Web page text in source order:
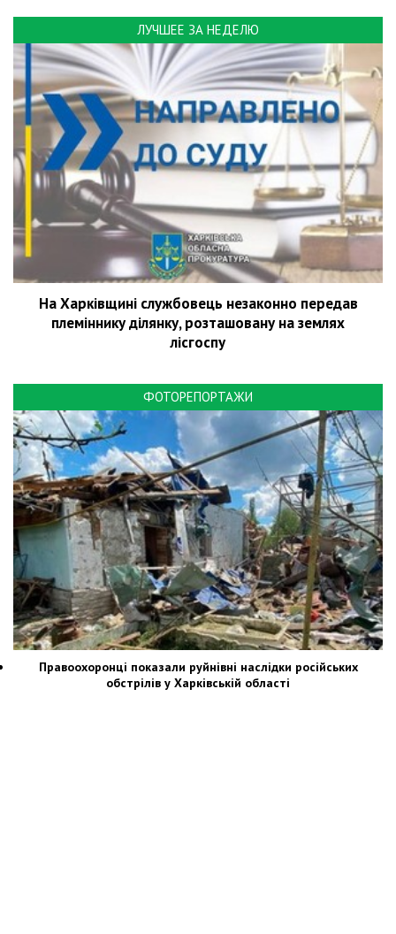
ЛУЧШЕЕ ЗА НЕДЕЛЮ
На Харківщині службовець незаконно передав
племіннику ділянку, розташовану на землях
лісгоспу
ФОТОРЕПОРТАЖИ
Правоохоронці показали руйнівні наслідки російських
обстрілів у Харківській області